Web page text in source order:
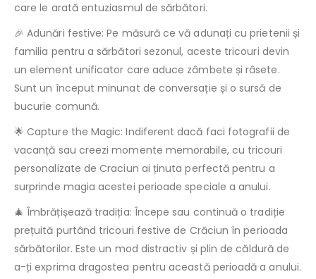
care le arată entuziasmul de sărbători.
🎉 Adunări festive: Pe măsură ce vă adunați cu prietenii și
familia pentru a sărbători sezonul, aceste tricouri devin
un element unificator care aduce zâmbete și râsete.
Sunt un început minunat de conversație și o sursă de
bucurie comună.
🌟 Capture the Magic: Indiferent dacă faci fotografii de
vacanță sau creezi momente memorabile, cu tricouri
personalizate de Craciun ai ținuta perfectă pentru a
surprinde magia acestei perioade speciale a anului.
🎄 Îmbrățișează tradiția: Începe sau continuă o tradiție
prețuită purtând tricouri festive de Crăciun în perioada
sărbătorilor. Este un mod distractiv și plin de căldură de
a-ți exprima dragostea pentru această perioadă a anului.